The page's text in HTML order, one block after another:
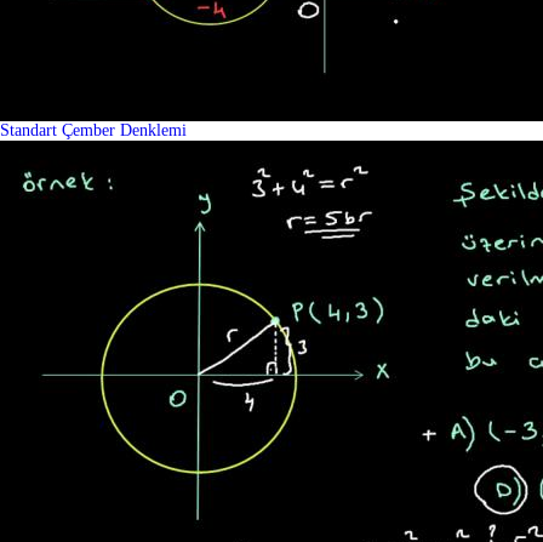
Standart Çember Denklemi